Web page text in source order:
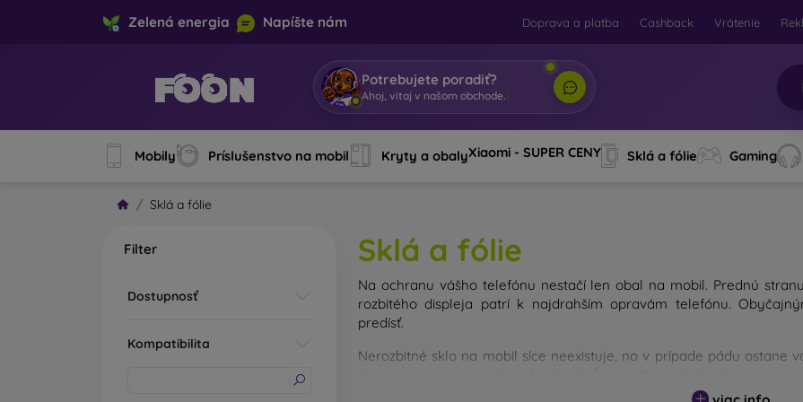
Zelená energia Napíšte nám Doprava a platba Cashback Vrátenie
Potrebujete poradiť?
Ahoj, vitaj v na|
Mobily Príslušenstvo na mobil Kryty a obalyXiaomi - SUPER CENY Sklá a fólie Gaming
Sklá a fólie
Filter
Dostupnosť
Kompatibilita
Sklá a fólie
Na ochranu vášho telefónu nestačí len obal na mobil. Prednú
rozbitého displeja patrí k najdrahším opravám telefónu.
predísť.
Nerozbitné sklo na mobil síce neexistuje, no v prípade pádu ostane
Na trhu existujú rôzne druhy tvrdených skiel na mobil. Na čo by ste